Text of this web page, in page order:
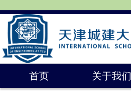
首页 关于我们